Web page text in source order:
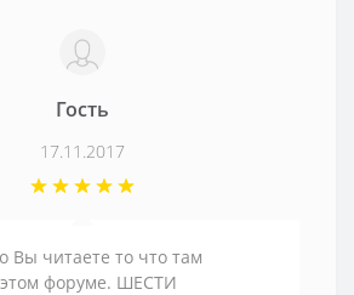
Гость
17.11.2017
Вы читаете то что там
форуме. ШЕСТИ